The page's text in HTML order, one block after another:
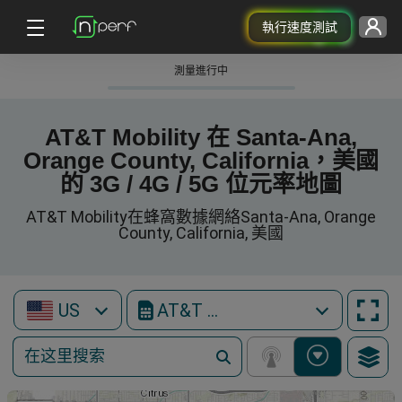
執行速度測試
測量進行中
AT&T Mobility 在 Santa-Ana,
Orange County, California，美國
的 3G / 4G / 5G 位元率地圖
AT&T Mobility在蜂窩數據網絡Santa-Ana, Orange
County, California, 美國
US AT&T Mobility